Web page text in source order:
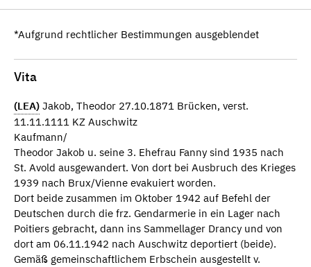
*Aufgrund rechtlicher Bestimmungen ausgeblendet
Vita
(LEA) Jakob, Theodor 27.10.1871 Brücken, verst.
11.11.1111 KZ Auschwitz
Kaufmann/
Theodor Jakob u. seine 3. Ehefrau Fanny sind 1935 nach
St. Avold ausgewandert. Von dort bei Ausbruch des Krieges
1939 nach Brux/Vienne evakuiert worden.
Dort beide zusammen im Oktober 1942 auf Befehl der
Deutschen durch die frz. Gendarmerie in ein Lager nach
Poitiers gebracht, dann ins Sammellager Drancy und von
dort am 06.11.1942 nach Auschwitz deportiert (beide).
Gemäß gemeinschaftlichem Erbschein ausgestellt v.